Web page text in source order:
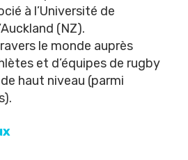
à l’Université de
(NZ).
le monde auprès
et d’équipes de rugby
haut niveau (parmi